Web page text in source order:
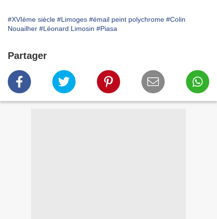
#XVIème siècle # Limoges #émail peint polychrome #Colin
Nouailher #Léonard Limosin #Piasa
Partager